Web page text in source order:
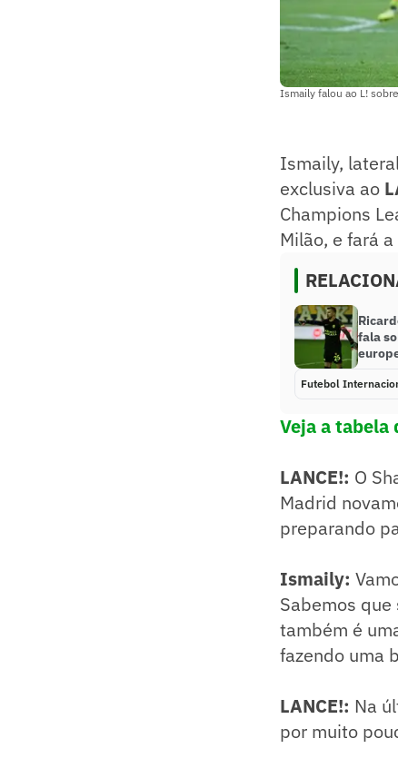
Ismaily falou ao L!
Ismaily,
exclusiva ao
Champions
Milão, e fará
fala
Futebol
Veja a tabela
LANCE!: O
Madrid
preparando
Ismaily:
Sabemos
também é
fazendo uma
LANCE!: Na
por muito